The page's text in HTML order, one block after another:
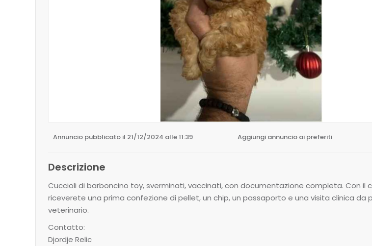
Annuncio pubblicato il 21/12/2024 alle 11:39 Aggiungi annuncio ai preferiti
Descrizione
Cuccioli di barboncino toy, sverminati, vaccinati, con documentazione completa. Con il
riceverete una prima confezione di pellet, un chip, un passaporto e una visita clinica da
veterinario.
Contatto:
Djordje Relic